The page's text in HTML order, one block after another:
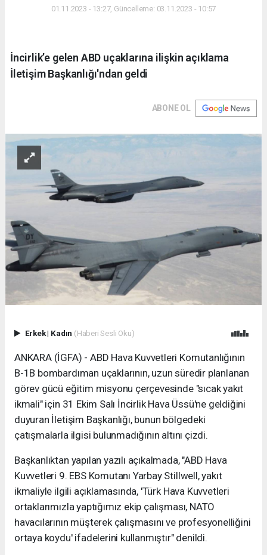
01.11.2023 - 13:27, Güncelleme: 03.11.2023 - 10:57
İncirlik’e gelen ABD uçaklarına ilişkin açıklama
İletişim Başkanlığı'ndan geldi
ABONE OL
Erkek| Kadın (Haberi Sesli Oku)
ANKARA (İGFA) - ABD Hava Kuvvetleri Komutanlığının
B-1B bombardıman uçaklarının, uzun süredir planlanan
görev gücü eğitim misyonu çerçevesinde "sıcak yakıt
ikmali" için 31 Ekim Salı İncirlik Hava Üssü'ne geldiğini
duyuran İletişim Başkanlığı, bunun bölgedeki
çatışmalarla ilgisi bulunmadığının altını çizdi.
Başkanlıktan yapılan yazılı açıkalmada, "ABD Hava
Kuvvetleri 9. EBS Komutanı Yarbay Stillwell, yakıt
ikmaliyle ilgili açıklamasında, 'Türk Hava Kuvvetleri
ortaklarımızla yaptığımız ekip çalışması, NATO
havacılarının müşterek çalışmasını ve profesyonelliğini
ortaya koydu' ifadelerini kullanmıştır" denildi.